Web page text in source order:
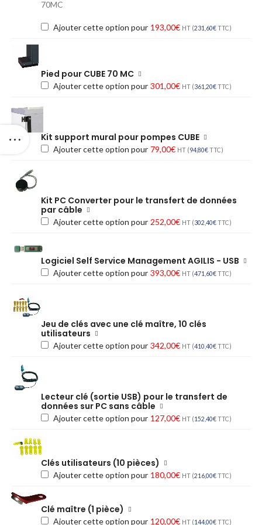
70MC
Ajouter cette option pour 193,00€ HT (231,60€TTC)
Pied pour CUBE 70 MC
Ajouter cette option pour 301,00€ HT (361,20€TTC)
Kit support mural pour pompes CUBE
Ajouter cette option pour 79,00€ HT (94,80€TTC)
Kit PC Converter pour le transfert de données
par câble
Ajouter cette option pour 252,00€ HT (302,40€TTC)
Logiciel Self Service Management AGILIS - USB
Ajouter cette option pour 393,00€ HT (471,60€TTC)
Jeu de clés avec une clé maître, 10 clés
utilisateurs
Ajouter cette option pour 342,00€ HT (410,40€TTC)
Lecteur clé (sortie USB) pour le transfert de
données sur PC sans câble
Ajouter cette option pour 127,00€ HT (152,40€TTC)
Clés utilisateurs (10 pièces)
Ajouter cette option pour 180,00€ HT (216,00€TTC)
Clé maître (1 pièce)
Ajouter cette option pour 120,00€ HT (144,00€TTC)